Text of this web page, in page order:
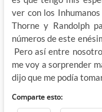
ver con los
Thorne y Randolph
números de este
Pero así entre
me voy a sorprender
dijo que me podía
Comparte esto: